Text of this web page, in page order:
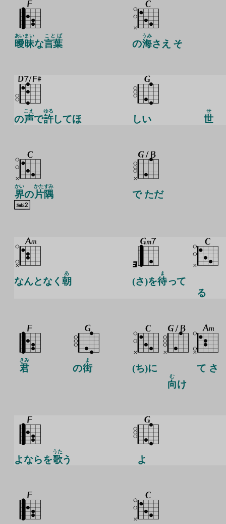
曖
あい
昧
まい
な言葉
ことば
の海
うみ
さえ そ
の声
こえ
で許
ゆる
してほ しい 世
せ
界
かい
の片
かた
隅
すみ
で ただ
なんとなく 朝
あ
(さ)を待
ま
って
る
君
きみ
の街
ま
(ち)に
向
む
け
て さ
よならを歌
うた
う よ